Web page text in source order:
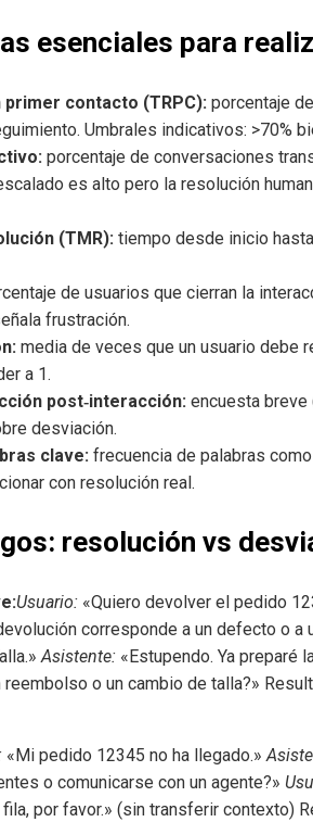
esenciales para
contacto (TRPC): porcentaje
Umbrales indicativos: >70%
porcentaje de conversaciones
es alto pero la resolución
(TMR): tiempo desde inicio
de usuarios que cierran la
frustración.
media de veces que un usuario debe
a 1.
post‑interacción: encuesta breve
desviación.
clave: frecuencia de palabras como
con resolución real.
resolución vs
Usuario: «Quiero devolver el pedido
corresponde a un defecto o
Asistente: «Estupendo. Ya preparé
o un cambio de talla?»
«Mi pedido 12345 no ha llegado.»
o comunicarse con un agente?»
por favor.» (sin transferir contexto)